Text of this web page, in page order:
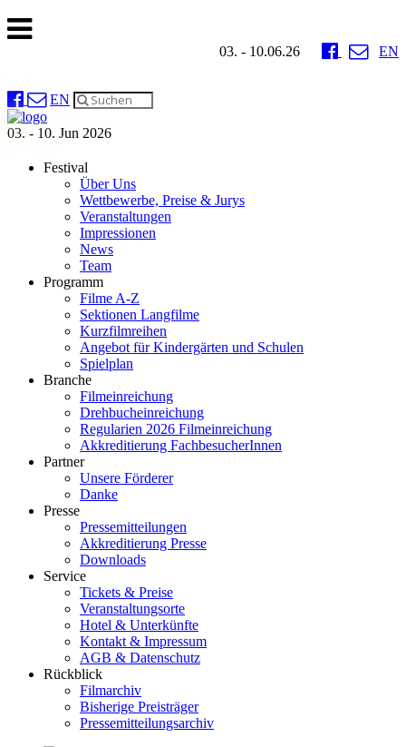
03. - 10.06.26 EN
EN
03. - 10. Jun 2026
Festival
Über Uns
Wettbewerbe, Preise & Jurys
Veranstaltungen
Impressionen
News
Team
Programm
Filme A-Z
Sektionen Langfilme
Kurzfilmreihen
Angebot für Kindergärten und Schulen
Spielplan
Branche
Filmeinreichung
Drehbucheinreichung
Regularien 2026 Filmeinreichung
Akkreditierung FachbesucherInnen
Partner
Unsere Förderer
Danke
Presse
Pressemitteilungen
Akkreditierung Presse
Downloads
Service
Tickets & Preise
Veranstaltungsorte
Hotel & Unterkünfte
Kontakt & Impressum
AGB & Datenschutz
Rückblick
Filmarchiv
Bisherige Preisträger
Pressemitteilungsarchiv